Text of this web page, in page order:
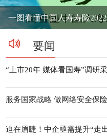
一图看懂中国人寿寿险
要闻
“上市20年 媒体看国寿”调研
服务国家战略 做网络安全保
迫在眉睫！中企亟需提升“走